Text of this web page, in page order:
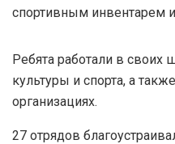
спортивным инвентарем
Ребята работали в своих
культуры и спорта, а
организациях.
27 отрядов